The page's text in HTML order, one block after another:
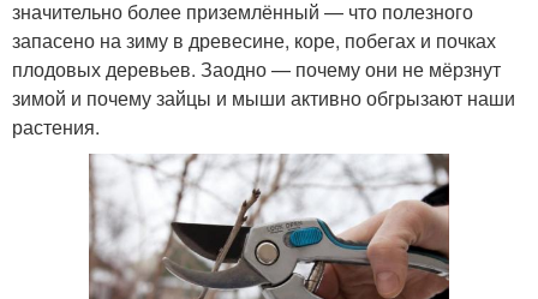
значительно более приземлённый — что полезного
запасено на зиму в древесине, коре, побегах и почках
плодовых деревьев. Заодно — почему они не мёрзнут
зимой и почему зайцы и мыши активно обгрызают наши
растения.